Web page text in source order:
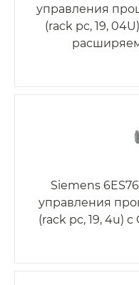
управления
(rack pc, 19,
Siemens
управления
(rack pc, 19, 4u) с